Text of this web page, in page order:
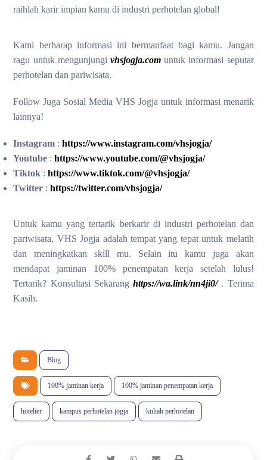
raihlah karir impian kamu di industri perhotelan global!
Kami berharap informasi ini bermanfaat bagi kamu. Jangan
ragu untuk mengunjungi vhsjogja.com untuk informasi seputar
perhotelan dan pariwisata.
Follow Juga Sosial Media VHS Jogja untuk informasi menarik
lainnya!
Instagram : https://www.instagram.com/vhsjogja/
Youtube : https://www.youtube.com/@vhsjogja/
Tiktok : https://www.tiktok.com/@vhsjogja/
Twitter :https://twitter.com/vhsjogja/
Untuk kamu yang tertarik berkarir di industri perhotelan dan
pariwisata, VHS Jogja adalah tempat yang tepat untuk melatih
dan meningkatkan skill mu. Selain itu kamu juga akan
mendapat jaminan 100% penempatan kerja setelah lulus!
Tertarik? Konsultasi Sekarang https://wa.link/nn4ji0/. Terima
Kasih.
Blog
100% jaminan kerja 100% jaminan penempatan kerja
hotelier kampus perhotelan jogja kuliah perhotelan